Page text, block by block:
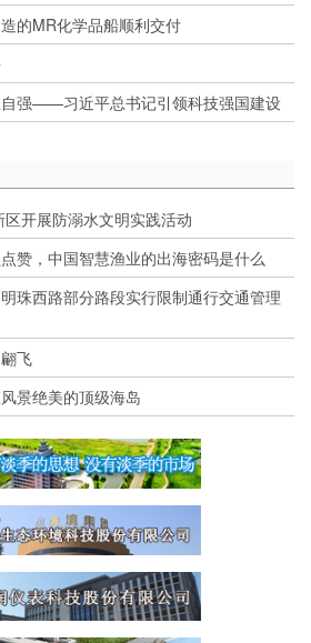
的MR化学品船顺利交付
强——习近平总书记引领科技强国建设
开展防溺水文明实践活动
赞，中国智慧渔业的出海密码是什么
珠西路部分路段实行限制通行交通管理
飞
景绝美的顶级海岛